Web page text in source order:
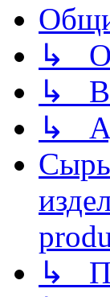
↳
↳
↳
↳